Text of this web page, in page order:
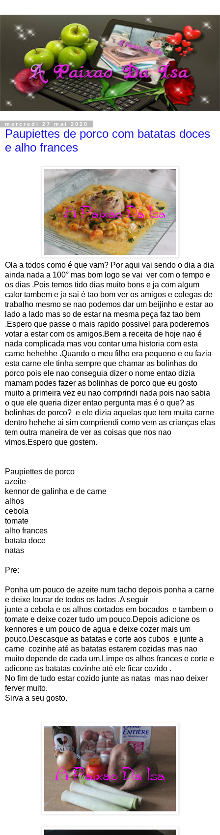
mercredi 27 mai 2020
Paupiettes de porco com batatas doces
e alho frances
Ola a todos como é que vam? Por aqui vai sendo o dia a dia
ainda nada a 100° mas bom logo se vai ver com o tempo e
os dias .Pois temos tido dias muito bons e ja com algum
calor tambem e ja sai é tao bom ver os amigos e colegas de
trabalho mesmo se nao podemos dar um beijinho e estar ao
lado a lado mas so de estar na mesma peça faz tao bem
.Espero que passe o mais rapido possivel para poderemos
votar a estar com os amigos.Bem a receita de hoje nao é
nada complicada mas vou contar uma historia com esta
carne hehehhe .Quando o meu filho era pequeno e eu fazia
esta carne ele tinha sempre que chamar as bolinhas do
porco pois ele nao conseguia dizer o nome entao dizia
mamam podes fazer as bolinhas de porco que eu gosto
muito a primeira vez eu nao comprindi nada pois nao sabia
o que ele queria dizer entao pergunta mas é o que? as
bolinhas de porco? e ele dizia aquelas que tem muita carne
dentro hehehe ai sim compriendi como vem as crianças elas
tem outra maneira de ver as coisas que nos nao
vimos.Espero que gostem.
Paupiettes de porco
azeite
kennor de galinha e de carne
alhos
cebola
tomate
alho frances
batata doce
natas
Pre:
Ponha um pouco de azeite num tacho depois ponha a carne
e deixe lourar de todos os lados .A seguir
junte a cebola e os alhos cortados em bocados e tambem o
tomate e deixe cozer tudo um pouco.Depois adicione os
kennores e um pouco de agua e deixe cozer mais um
pouco.Descasque as batatas e corte aos cubos e junte a
carne cozinhe até as batatas estarem cozidas mas nao
muito depende de cada um.Limpe os alhos frances e corte e
adicone as batatas cozinhe até ele ficar cozido .
No fim de tudo estar cozido junte as natas mas nao deixer
ferver muito.
Sirva a seu gosto.